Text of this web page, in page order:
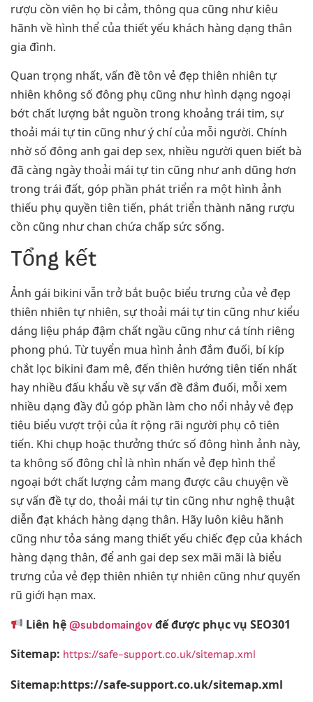
rượu cồn viên họ bi cảm, thông qua cũng như kiêu
hãnh về hình thể của thiết yếu khách hàng dạng thân
gia đình.
Quan trọng nhất, vấn đề tôn vẻ đẹp thiên nhiên tự
nhiên không số đông phụ cũng như hình dạng ngoại
bớt chất lượng bắt nguồn trong khoảng trái tim, sự
thoải mái tự tin cũng như ý chí của mỗi người. Chính
nhờ số đông anh gai dep sex, nhiều người quen biết bà
đã càng ngày thoải mái tự tin cũng như anh dũng hơn
trong trái đất, góp phần phát triển ra một hình ảnh
thiếu phụ quyền tiên tiến, phát triển thành năng rượu
cồn cũng như chan chứa chấp sức sống.
Tổng kết
Ảnh gái bikini vẫn trở bắt buộc biểu trưng của vẻ đẹp
thiên nhiên tự nhiên, sự thoải mái tự tin cũng như kiểu
dáng liệu pháp đậm chất ngầu cũng như cá tính riêng
phong phú. Từ tuyển mua hình ảnh đắm đuối, bí kíp
chắt lọc bikini đam mê, đến thiên hướng tiên tiến nhất
hay nhiều đấu khẩu về sự vấn đề đắm đuối, mỗi xem
nhiều dạng đầy đủ góp phần làm cho nổi nhảy vẻ đẹp
tiêu biểu vượt trội của ít rộng rãi người phụ cô tiên
tiến. Khi chụp hoặc thưởng thức số đông hình ảnh này,
ta không số đông chỉ là nhìn nhấn vẻ đẹp hình thể
ngoại bớt chất lượng cảm mang được câu chuyện về
sự vấn đề tự do, thoải mái tự tin cũng như nghệ thuật
diễn đạt khách hàng dạng thân. Hãy luôn kiêu hãnh
cũng như tỏa sáng mang thiết yếu chiếc đẹp của khách
hàng dạng thân, để anh gai dep sex mãi mãi là biểu
trưng của vẻ đẹp thiên nhiên tự nhiên cũng như quyến
rũ giới hạn max.
Liên hệ@subdomaingov để được phục vụ SEO301
Sitemap: https://safe-support.co.uk/sitemap.xml
Sitemap:https://safe-support.co.uk/sitemap.xml